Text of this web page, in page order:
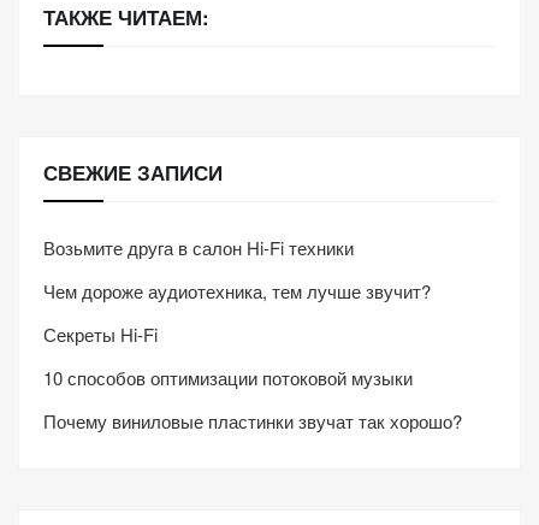
ТАКЖЕ ЧИТАЕМ:
СВЕЖИЕ ЗАПИСИ
Возьмите друга в салон Hi-Fi техники
Чем дороже аудиотехника, тем лучше звучит?
Секреты Hi-Fi
10 способов оптимизации потоковой музыки
Почему виниловые пластинки звучат так хорошо?